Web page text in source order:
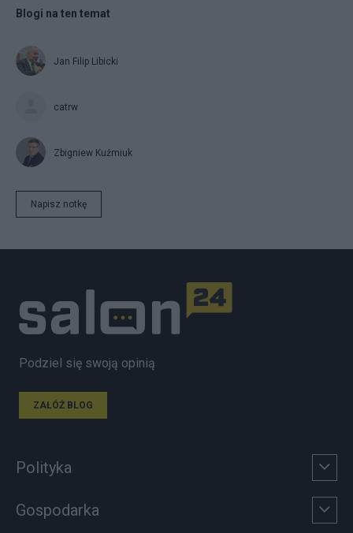
Blogi na ten temat
Jan Filip Libicki
catrw
Zbigniew Kuźmiuk
Napisz notkę
Podziel się swoją opinią
ZAŁÓŻ BLOG
Polityka
Gospodarka